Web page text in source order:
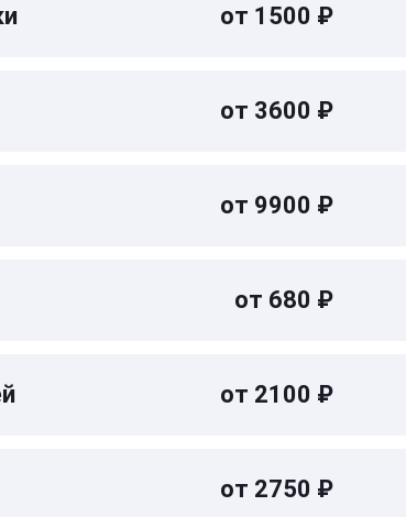
от 1500 ₽
от 3600 ₽
от 9900 ₽
от 680 ₽
от 2100 ₽
от 2750 ₽